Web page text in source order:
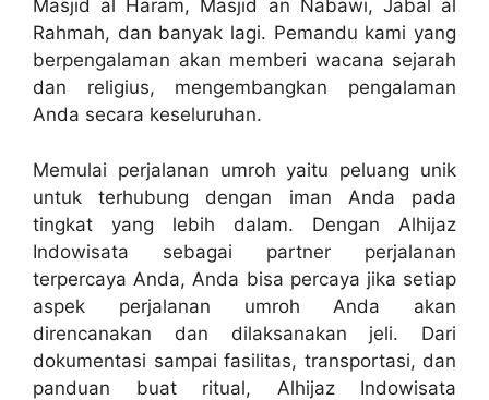
Masjid al Haram, Masjid an Nabawi, Jabal al
Rahmah, dan banyak lagi. Pemandu kami yang
berpengalaman akan memberi wacana sejarah
dan religius, mengembangkan pengalaman
Anda secara keseluruhan.
Memulai perjalanan umroh yaitu peluang unik
untuk terhubung dengan iman Anda pada
tingkat yang lebih dalam. Dengan Alhijaz
Indowisata sebagai partner perjalanan
terpercaya Anda, Anda bisa percaya jika setiap
aspek perjalanan umroh Anda akan
direncanakan dan dilaksanakan jeli. Dari
dokumentasi sampai fasilitas, transportasi, dan
panduan buat ritual, Alhijaz Indowisata